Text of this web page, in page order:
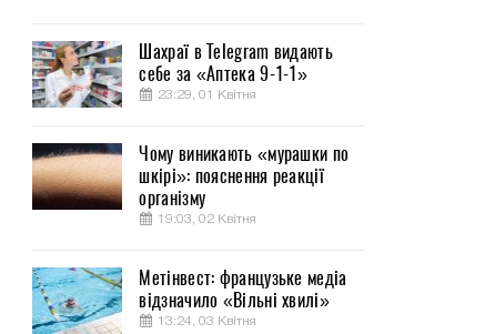
Шахраї в Telegram видають
себе за «Аптека 9-1-1»
23:29, 01 Квітня
Чому виникають «мурашки по
шкірі»: пояснення реакції
організму
19:03, 02 Квітня
Метінвест: французьке медіа
відзначило «Вільні хвилі»
13:24, 03 Квітня